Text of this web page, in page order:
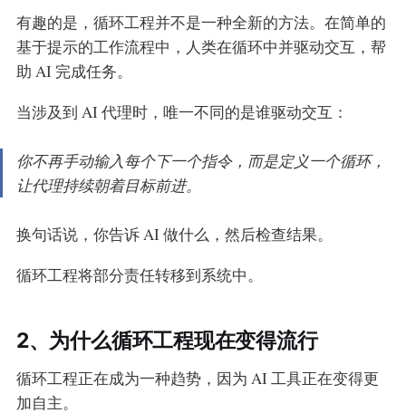
有趣的是，循环工程并不是一种全新的方法。在简单的
基于提示的工作流程中，人类在循环中并驱动交互，帮
助 AI 完成任务。
当涉及到 AI 代理时，唯一不同的是谁驱动交互：
你不再手动输入每个下一个指令，而是定义一个循环，
让代理持续朝着目标前进。
换句话说，你告诉 AI 做什么，然后检查结果。
循环工程将部分责任转移到系统中。
2、为什么循环工程现在变得流行
循环工程正在成为一种趋势，因为 AI 工具正在变得更
加自主。